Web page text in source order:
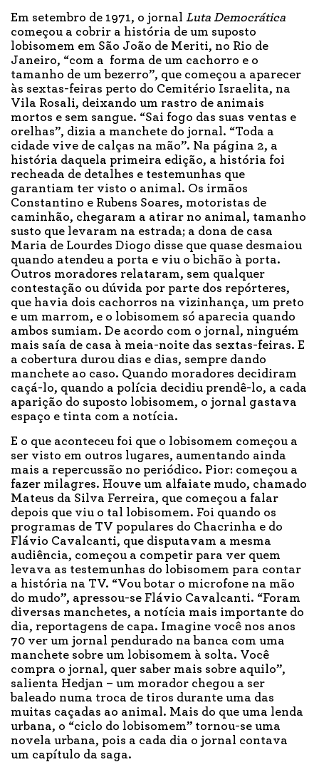
Em setembro de 1971, o jornal Luta Democrática
começou a cobrir a história de um suposto
lobisomem em São João de Meriti, no Rio de
Janeiro, “com a forma de um cachorro e o
tamanho de um bezerro”, que começou a aparecer
às sextas-feiras perto do Cemitério Israelita, na
Vila Rosali, deixando um rastro de animais
mortos e sem sangue. “Sai fogo das suas ventas e
orelhas”, dizia a manchete do jornal. “Toda a
cidade vive de calças na mão”. Na página 2, a
história daquela primeira edição, a história foi
recheada de detalhes e testemunhas que
garantiam ter visto o animal. Os irmãos
Constantino e Rubens Soares, motoristas de
caminhão, chegaram a atirar no animal, tamanho
susto que levaram na estrada; a dona de casa
Maria de Lourdes Diogo disse que quase desmaiou
quando atendeu a porta e viu o bichão à porta.
Outros moradores relataram, sem qualquer
contestação ou dúvida por parte dos repórteres,
que havia dois cachorros na vizinhança, um preto
e um marrom, e o lobisomem só aparecia quando
ambos sumiam. De acordo com o jornal, ninguém
mais saía de casa à meia-noite das sextas-feiras. E
a cobertura durou dias e dias, sempre dando
manchete ao caso. Quando moradores decidiram
caçá-lo, quando a polícia decidiu prendê-lo, a cada
aparição do suposto lobisomem, o jornal gastava
espaço e tinta com a notícia.
E o que aconteceu foi que o lobisomem começou a
ser visto em outros lugares, aumentando ainda
mais a repercussão no periódico. Pior: começou a
fazer milagres. Houve um alfaiate mudo, chamado
Mateus da Silva Ferreira, que começou a falar
depois que viu o tal lobisomem. Foi quando os
programas de TV populares do Chacrinha e do
Flávio Cavalcanti, que disputavam a mesma
audiência, começou a competir para ver quem
levava as testemunhas do lobisomem para contar
a história na TV. “Vou botar o microfone na mão
do mudo”, apressou-se Flávio Cavalcanti. “Foram
diversas manchetes, a notícia mais importante do
dia, reportagens de capa. Imagine você nos anos
70 ver um jornal pendurado na banca com uma
manchete sobre um lobisomem à solta. Você
compra o jornal, quer saber mais sobre aquilo”,
salienta Hedjan – um morador chegou a ser
baleado numa troca de tiros durante uma das
muitas caçadas ao animal. Mais do que uma lenda
urbana, o “ciclo do lobisomem” tornou-se uma
novela urbana, pois a cada dia o jornal contava
um capítulo da saga.